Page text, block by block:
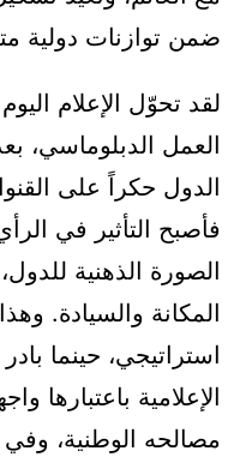
ضمن توازنات دولية
لقد تحوّل الإعلام
العمل الدبلوماسي،
الدول حكراً على
فأصبح التأثير في
الصورة الذهنية
المكانة والسيادة.
استراتيجي، حينما
الإعلامية باعتبارها
مصالحه الوطنية،